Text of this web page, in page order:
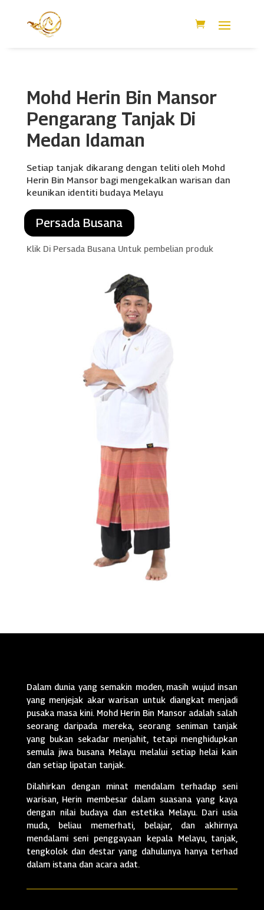
Mohd Herin Bin Mansor
Pengarang Tanjak Di
Medan Idaman
Setiap tanjak dikarang dengan teliti oleh Mohd
Herin Bin Mansor bagi mengekalkan warisan dan
keunikan identiti budaya Melayu
Persada Busana
Klik Di Persada Busana Untuk pembelian produk
Dalam dunia yang semakin moden, masih wujud insan
yang menjejak akar warisan untuk diangkat menjadi
pusaka masa kini. Mohd Herin Bin Mansor adalah salah
seorang daripada mereka, seorang seniman tanjak
yang bukan sekadar menjahit, tetapi menghidupkan
semula jiwa busana Melayu melalui setiap helai kain
dan setiap lipatan tanjak.
Dilahirkan dengan minat mendalam terhadap seni
warisan, Herin membesar dalam suasana yang kaya
dengan nilai budaya dan estetika Melayu. Dari usia
muda, beliau memerhati, belajar, dan akhirnya
mendalami seni penggayaan kepala Melayu, tanjak,
tengkolok dan destar yang dahulunya hanya terhad
dalam istana dan acara adat.